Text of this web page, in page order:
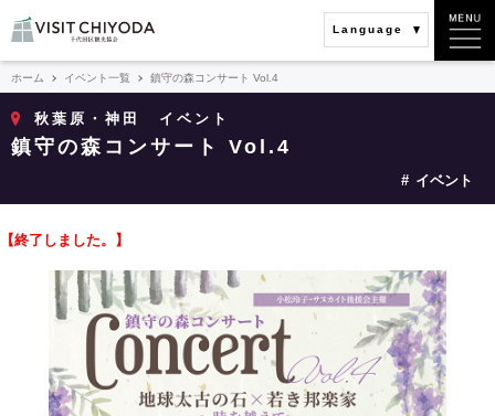
Language
ホーム イベント一覧 鎮守の森コンサート Vol.4
秋葉原・神田 イベント
鎮守の森コンサート Vol.4
イベント
【終了しました。】